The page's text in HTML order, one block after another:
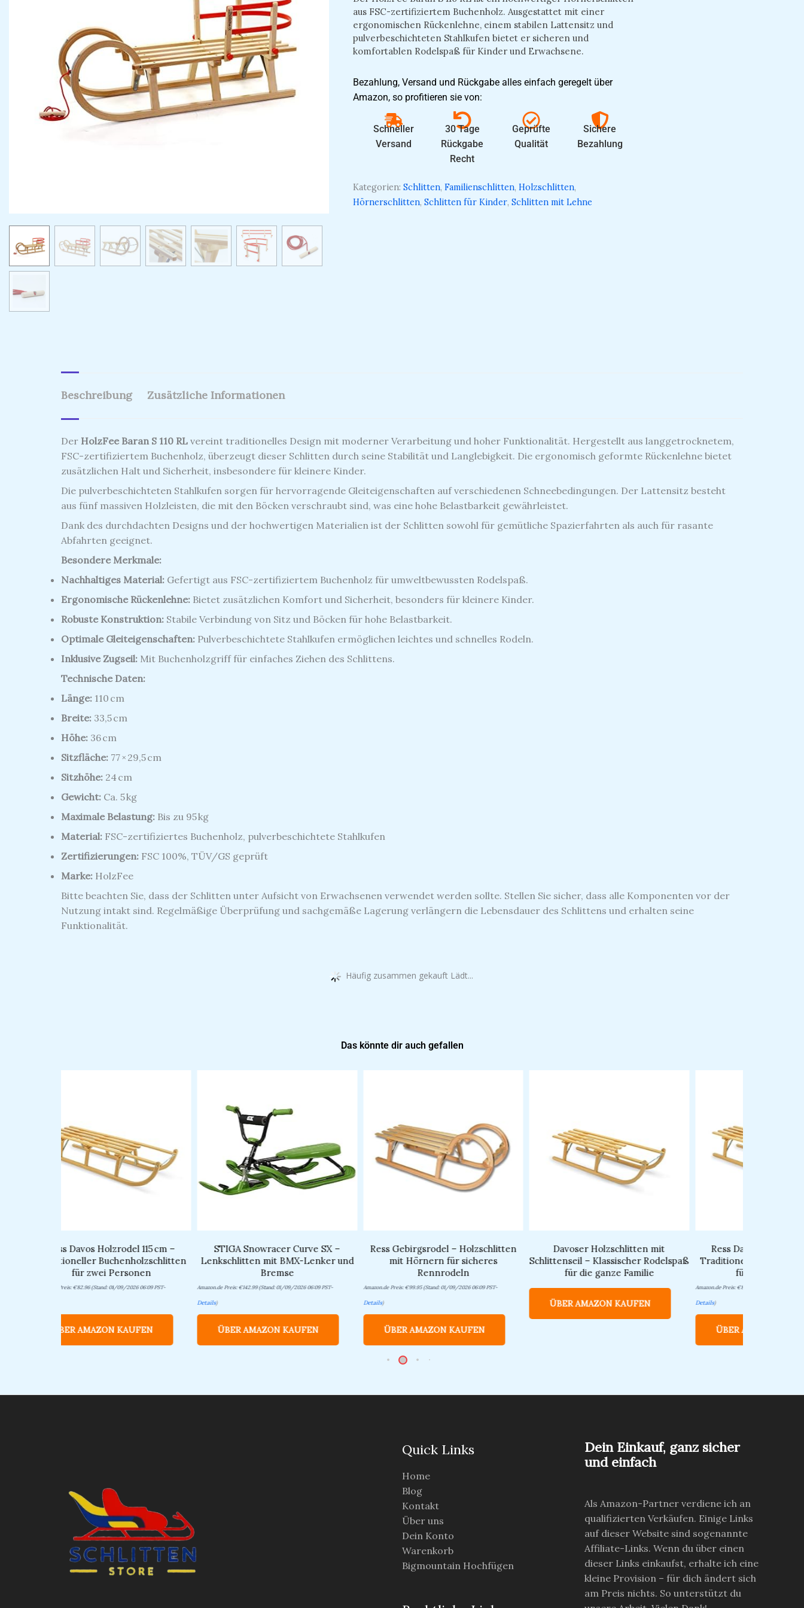
aus FSC-zertifiziertem Buchenholz. Ausgestattet mit einer
ergonomischen Rückenlehne, einem stabilen Lattensitz und
pulverbeschichteten Stahlkufen bietet er sicheren und
komfortablen Rodelspaß für Kinder und Erwachsene.
Bezahlung, Versand und Rückgabe alles einfach geregelt über
Amazon, so profitieren sie von:
Schneller
Versand
30 Tage
Rückgabe
Recht
Geprüfte
Qualität
Sichere
Bezahlung
Kategorien: Schlitten, Familienschlitten, Holzschlitten,
Hörnerschlitten, Schlitten für Kinder, Schlitten mit Lehne
Beschreibung Zusätzliche Informationen
Der HolzFee Baran S 110 RL vereint traditionelles Design mit moderner Verarbeitung und hoher Funktionalität. Hergestellt aus langgetrocknetem,
FSC-zertifiziertem Buchenholz, überzeugt dieser Schlitten durch seine Stabilität und Langlebigkeit. Die ergonomisch geformte Rückenlehne bietet
zusätzlichen Halt und Sicherheit, insbesondere für kleinere Kinder.
Die pulverbeschichteten Stahlkufen sorgen für hervorragende Gleiteigenschaften auf verschiedenen Schneebedingungen. Der Lattensitz besteht
aus fünf massiven Holzleisten, die mit den Böcken verschraubt sind, was eine hohe Belastbarkeit gewährleistet.
Dank des durchdachten Designs und der hochwertigen Materialien ist der Schlitten sowohl für gemütliche Spazierfahrten als auch für rasante
Abfahrten geeignet.
Besondere Merkmale:
Nachhaltiges Material: Gefertigt aus FSC-zertifiziertem Buchenholz für umweltbewussten Rodelspaß.
Ergonomische Rückenlehne: Bietet zusätzlichen Komfort und Sicherheit, besonders für kleinere Kinder.
Robuste Konstruktion: Stabile Verbindung von Sitz und Böcken für hohe Belastbarkeit.
Optimale Gleiteigenschaften: Pulverbeschichtete Stahlkufen ermöglichen leichtes und schnelles Rodeln.
Inklusive Zugseil: Mit Buchenholzgriff für einfaches Ziehen des Schlittens.
Technische Daten:
Länge: 110 cm
Breite: 33,5 cm
Höhe: 36 cm
Sitzfläche: 77 × 29,5 cm
Sitzhöhe: 24 cm
Gewicht: Ca. 5 kg
Maximale Belastung: Bis zu 95 kg
Material: FSC-zertifiziertes Buchenholz, pulverbeschichtete Stahlkufen
Zertifizierungen: FSC 100%, TÜV/GS geprüft
Marke: HolzFee
Bitte beachten Sie, dass der Schlitten unter Aufsicht von Erwachsenen verwendet werden sollte. Stellen Sie sicher, dass alle Komponenten vor der
Nutzung intakt sind. Regelmäßige Überprüfung und sachgemäße Lagerung verlängern die Lebensdauer des Schlittens und erhalten seine
Funktionalität.
Häufig zusammen gekauft Lädt...
Das könnte dir auch gefallen
Ress Davos Holzrodel 115 cm –
Traditioneller Buchenholzschlitten
für zwei Personen
Amazon.de Preis:€82.96(Stand: 01/09/2026 06:09 PST-
ÜBER AMAZON KAUFEN
STIGA Snowracer Curve SX –
Lenkschlitten mit BMX-Lenker und
Bremse
Amazon.de Preis:€142.99(Stand: 01/09/2026 06:09 PST-
Details)
ÜBER AMAZON KAUFEN
Ress Gebirgsrodel – Holzschlitten
mit Hörnern für sicheres
Rennrodeln
Amazon.de Preis:€99.95(Stand: 01/09/2026 06:09 PST-
Details)
ÜBER AMAZON KAUFEN
Davoser Holzschlitten mit
Schlittenseil – Klassischer Rodelspaß
für die ganze Familie
ÜBER AMAZON KAUFEN
Ress Davos Holzrodel
Traditioneller
für zwei
Amazon.de Preis:€82.96
Details)
ÜBER AMAZON
Quick Links
Home
Blog
Kontakt
Über uns
Dein Konto
Warenkorb
Bigmountain Hochfügen
Dein Einkauf, ganz sicher
und einfach
Als Amazon-Partner verdiene ich an
qualifizierten Verkäufen. Einige Links
auf dieser Website sind sogenannte
Affiliate-Links. Wenn du über einen
dieser Links einkaufst, erhalte ich eine
kleine Provision – für dich ändert sich
am Preis nichts. So unterstützt du